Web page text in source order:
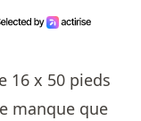
16 x 50 pieds
manque que